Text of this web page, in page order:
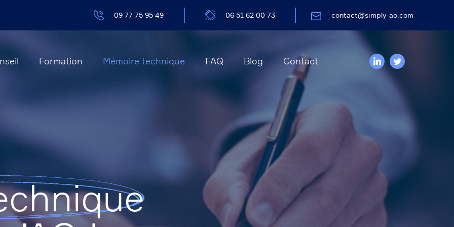
09 77 75 95 49 06 51 62 00 73 contact@simply-ao.com
Formation Mémoire technique FAQ Blog Contact